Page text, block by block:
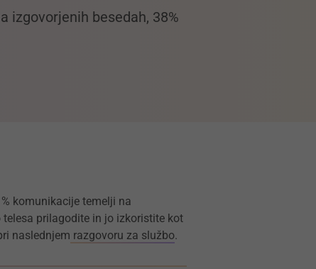
izgovorjenih besedah, 38%
komunikacije temelji na
telesa prilagodite in jo izkoristite kot
naslednjem razgovoru za službo.